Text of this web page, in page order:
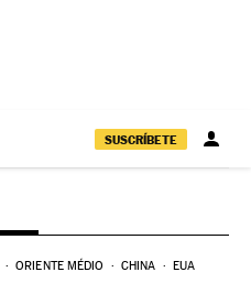
SUSCRÍBETE
ORIENTE MÉDIO CHINA EUA